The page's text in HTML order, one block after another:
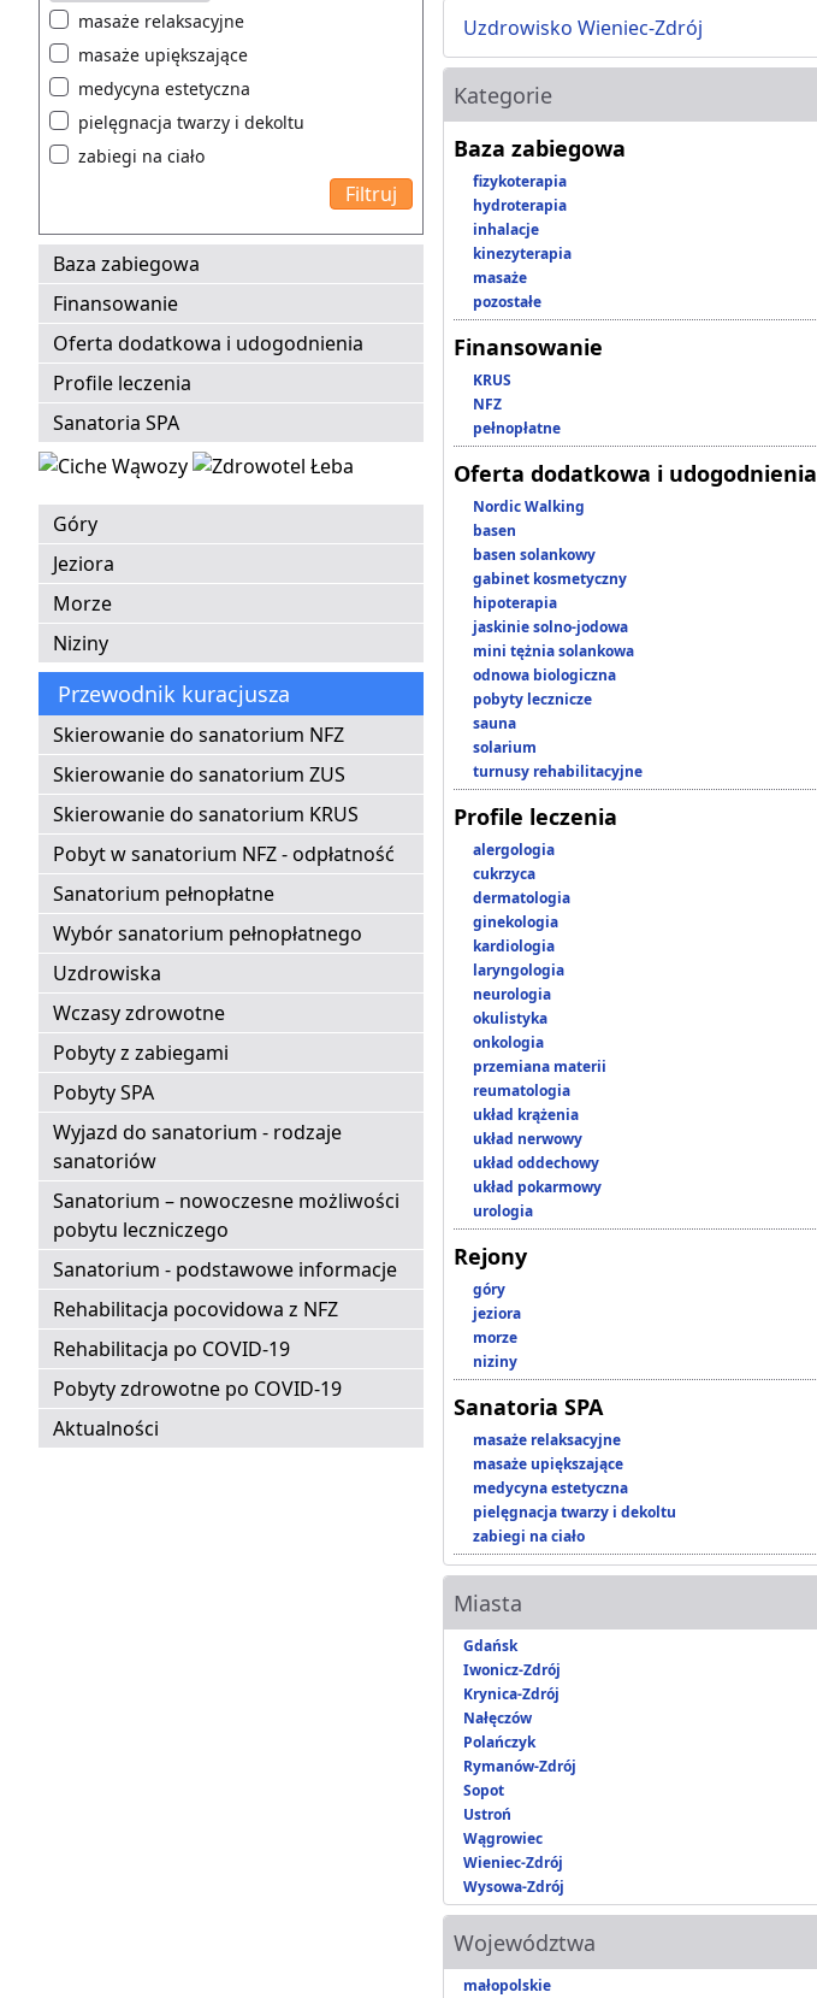
masaże relaksacyjne
masaże upiększające
medycyna estetyczna
pielęgnacja twarzy i dekoltu
zabiegi na ciało
Baza zabiegowa
Finansowanie
Oferta dodatkowa i udogodnienia
Profile leczenia
Sanatoria SPA
Góry
Jeziora
Morze
Niziny
Przewodnik kuracjusza
Skierowanie do sanatorium NFZ
Skierowanie do sanatorium ZUS
Skierowanie do sanatorium KRUS
Pobyt w sanatorium NFZ - odpłatność
Sanatorium pełnopłatne
Wybór sanatorium pełnopłatnego
Uzdrowiska
Wczasy zdrowotne
Pobyty z zabiegami
Pobyty SPA
Wyjazd do sanatorium - rodzaje
sanatoriów
Sanatorium – nowoczesne możliwości
pobytu leczniczego
Sanatorium - podstawowe informacje
Rehabilitacja pocovidowa z NFZ
Rehabilitacja po COVID-19
Pobyty zdrowotne po COVID-19
Aktualności
Uzdrowisko Wieniec-Zdrój
Kategorie
Baza zabiegowa
fizykoterapia
hydroterapia
inhalacje
kinezyterapia
masaże
pozostałe
Finansowanie
KRUS
NFZ
pełnopłatne
Oferta dodatkowa i udogodnienia
Nordic Walking
basen
basen solankowy
gabinet kosmetyczny
hipoterapia
jaskinie solno-jodowa
mini tężnia solankowa
odnowa biologiczna
pobyty lecznicze
sauna
solarium
turnusy rehabilitacyjne
Profile leczenia
alergologia
cukrzyca
dermatologia
ginekologia
kardiologia
laryngologia
neurologia
okulistyka
onkologia
przemiana materii
reumatologia
układ krążenia
układ nerwowy
układ oddechowy
układ pokarmowy
urologia
Rejony
góry
jeziora
morze
niziny
Sanatoria SPA
masaże relaksacyjne
masaże upiększające
medycyna estetyczna
pielęgnacja twarzy i dekoltu
zabiegi na ciało
Miasta
Gdańsk
Iwonicz-Zdrój
Krynica-Zdrój
Nałęczów
Polańczyk
Rymanów-Zdrój
Sopot
Ustroń
Wągrowiec
Wieniec-Zdrój
Wysowa-Zdrój
Województwa
małopolskie